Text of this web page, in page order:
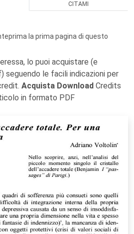
CITAMI
la prima pagina di questo
lo puoi acquistare (e
seguendo le facili indicazioni per
Acquista Download Credits
in formato PDF